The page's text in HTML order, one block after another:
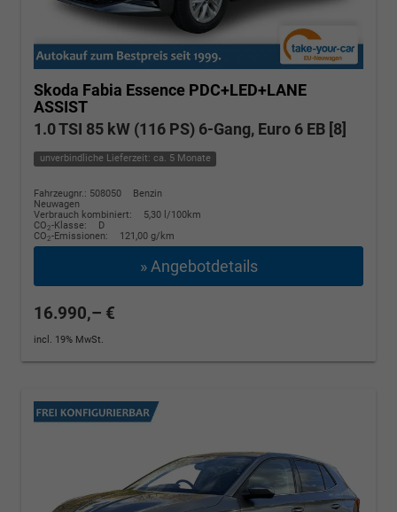
Skoda Fabia Essence PDC+LED+LANE
ASSIST
1.0 TSI 85 kW (116 PS) 6-Gang, Euro 6 EB [8]
unverbindliche Lieferzeit: ca. 5 Monate
Fahrzeugnr.: 508050
Benzin
Neuwagen
Verbrauch kombiniert:
5,30 l/100km
CO2-Klasse:
D
CO2-Emissionen: 121,00 g/km
» Angebotdetails
16.990,– €
incl. 19% MwSt.